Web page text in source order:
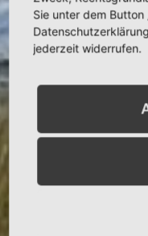
Sie unter dem Button
jederzeit widerrufen.